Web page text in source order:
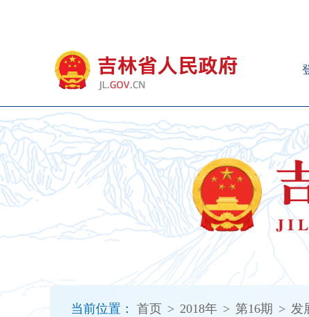
当前位置： 首页 > 2018年 > 第16期 > 发
障
碍
说
明
页
面,
按
加